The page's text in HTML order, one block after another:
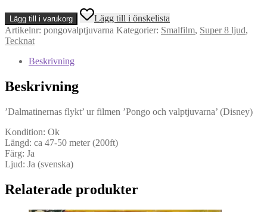
Pongo
Och
Valptjuvarna
-
Flykt
8,
mängd
Lägg till i varukorg
Lägg till i önskelista
Artikelnr: pongovalptjuvarna Kategorier: Smalfilm, Super 8 ljud,
Tecknat
Beskrivning
Beskrivning
’Dalmatinernas flykt’ ur filmen ’Pongo och valptjuvarna’ (Disney)
Kondition: Ok
Längd: ca 47-50 meter (200ft)
Färg: Ja
Ljud: Ja (svenska)
Relaterade produkter